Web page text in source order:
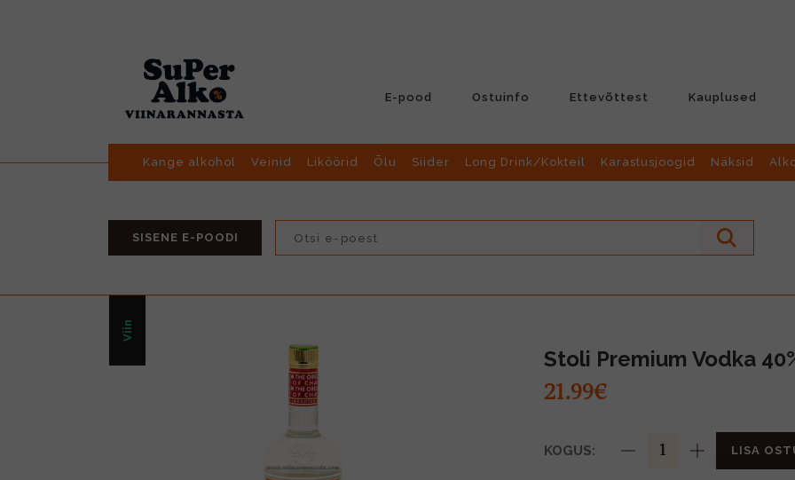
E-pood Ostuinfo Ettevõttest Kauplused
Kange alkohol Veinid Liköörid Õlu Siider Long Drink/Kokteil Karastusjoogid Näksid
SISENE E-POODI
Viin
Stoli Premium Vodka
21.99€
KOGUS: LISA